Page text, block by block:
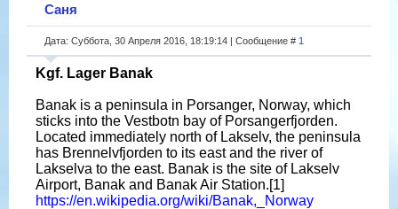
Саня
Дата: Суббота, 30 Апреля 2016, 18:19:14 | Сообщение # 1
Kgf. Lager Banak
Banak is a peninsula in Porsanger, Norway, which
sticks into the Vestbotn bay of Porsangerfjorden.
Located immediately north of Lakselv, the peninsula
has Brennelvfjorden to its east and the river of
Lakselva to the east. Banak is the site of Lakselv
Airport, Banak and Banak Air Station.[1]
https://en.wikipedia.org/wiki/Banak,_Norway